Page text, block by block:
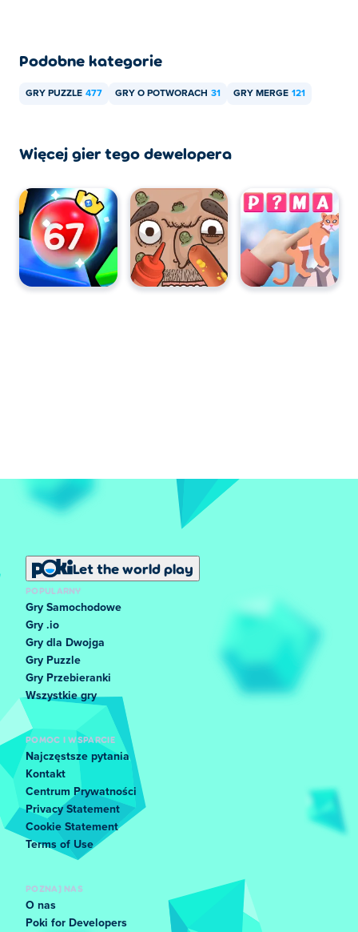
Podobne kategorie
GRY PUZZLE 477 GRY O POTWORACH 31 GRY MERGE 121
Więcej gier tego dewelopera
Let the world play
POPULARNY
Gry Samochodowe
Gry .io
Gry dla Dwojga
Gry Puzzle
Gry Przebieranki
Wszystkie gry
POMOC I WSPARCIE
Najczęstsze pytania
Kontakt
Centrum Prywatności
Privacy Statement
Cookie Statement
Terms of Use
POZNAJ NAS
O nas
Poki for Developers